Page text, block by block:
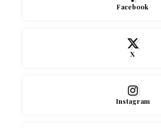
Facebook
X
Instagram